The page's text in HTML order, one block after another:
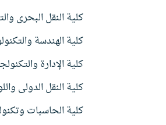
كلية النقل البحرى
كلية الهندسة
كلية الإدارة
كلية النقل الدولى
كلية الحاسبات